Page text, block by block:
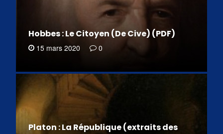
Hobbes : Le Citoyen (De Cive) (PDF)
15 mars 2020 0
Platon : La République (extraits des